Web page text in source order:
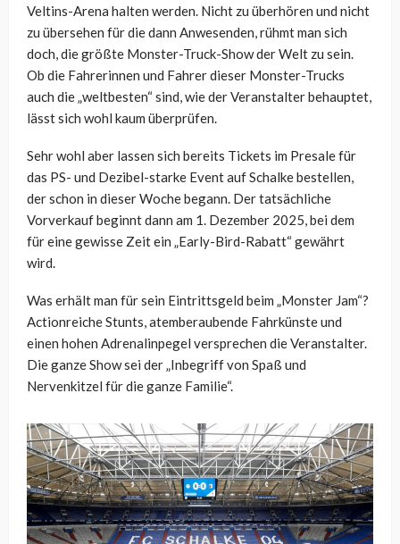
Veltins-Arena halten werden. Nicht zu überhören und nicht
zu übersehen für die dann Anwesenden, rühmt man sich
doch, die größte Monster-Truck-Show der Welt zu sein.
Ob die Fahrerinnen und Fahrer dieser Monster-Trucks
auch die „weltbesten“ sind, wie der Veranstalter behauptet,
lässt sich wohl kaum überprüfen.
Sehr wohl aber lassen sich bereits Tickets im Presale für
das PS- und Dezibel-starke Event auf Schalke bestellen,
der schon in dieser Woche begann. Der tatsächliche
Vorverkauf beginnt dann am 1. Dezember 2025, bei dem
für eine gewisse Zeit ein „Early-Bird-Rabatt“ gewährt
wird.
Was erhält man für sein Eintrittsgeld beim „Monster Jam“?
Actionreiche Stunts, atemberaubende Fahrkünste und
einen hohen Adrenalinpegel versprechen die Veranstalter.
Die ganze Show sei der „Inbegriff von Spaß und
Nervenkitzel für die ganze Familie“.